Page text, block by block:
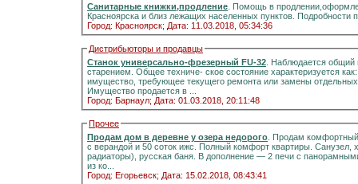
Санитарные книжки,продление . Помощь в
Красноярска и близ лежащих населенных пунктов.
Город: Красноярск; Дата: 11.03.2018, 05:34:36
Дистрибьюторы и продавцы
Станок универсально-фрезерный FU-32 . Наблюдается
старением. Общее техниче- ское состояние характеризуется
имущество, требующее текущего ремонта или замены
Имущество продается в ...
Город: Барнаул; Дата: 01.03.2018, 20:11:48
Прочее
Продам дом в деревне у озера недорого . Продам комфортный
с верандой и 50 соток ижс. Полный комфорт квартиры. Санузел, холодная и горячая вода,
радиаторы), русская баня. В дополнение — 2 печи с панорамными стёклами.Информация на портале домиклайт.Вода
из ко...
Город: Егорьевск; Дата: 15.02.2018, 08:43:41